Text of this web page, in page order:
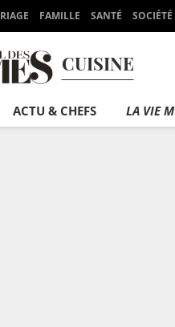
FAMILLE SANTÉ SOCIÉTÉ
CUISINE
ACTU & CHEFS LA VIE